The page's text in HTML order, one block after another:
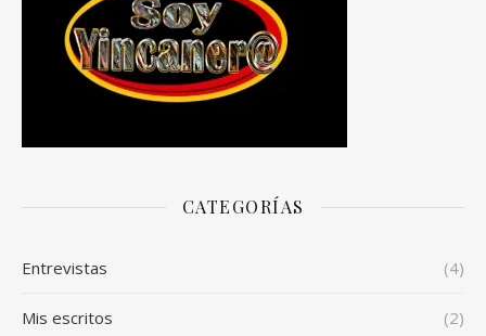
CATEGORÍAS
Entrevistas (4)
Mis escritos (2)